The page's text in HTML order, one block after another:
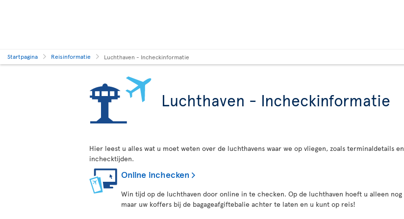
Startpagina Reisinformatie Luchthaven - Incheckinformatie
Luchthaven - Incheckinformatie
Hier leest u alles wat u moet weten over de luchthavens waar we op vliegen, zoals terminaldetails en
inchecktijden.
Online inchecken
Win tijd op de luchthaven door online in te checken. Op de luchthaven hoeft u alleen nog
maar uw koffers bij de bagageafgiftebalie achter te laten en u kunt op reis!